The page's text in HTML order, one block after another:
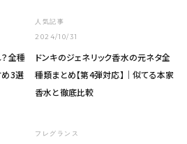
全種
め3選
02
人気記事
2024/10/31
ドンキのジェネリック香水の元ネタ全
種類まとめ【第4弾対応】｜似てる本家
香水と徹底比較
フレグランス